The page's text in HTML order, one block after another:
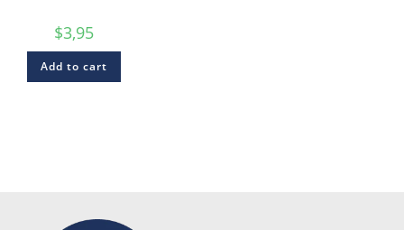
$3,95
Add to cart